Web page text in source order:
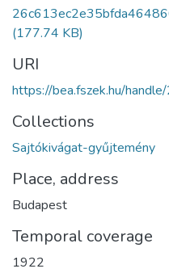
(177.74 KB)
URI
https://bea.fszek.hu/
Collections
Sajtókivágat-gyűjtemény
Place, address
Budapest
Temporal coverage
1922